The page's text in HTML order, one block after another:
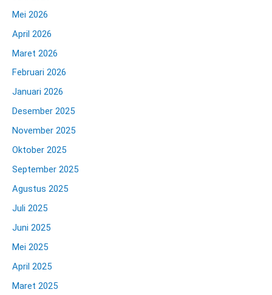
Mei 2026
April 2026
Maret 2026
Februari 2026
Januari 2026
Desember 2025
November 2025
Oktober 2025
September 2025
Agustus 2025
Juli 2025
Juni 2025
Mei 2025
April 2025
Maret 2025